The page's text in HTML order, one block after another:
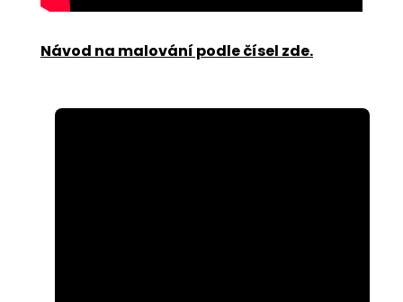
Návod na malování podle čísel zde.